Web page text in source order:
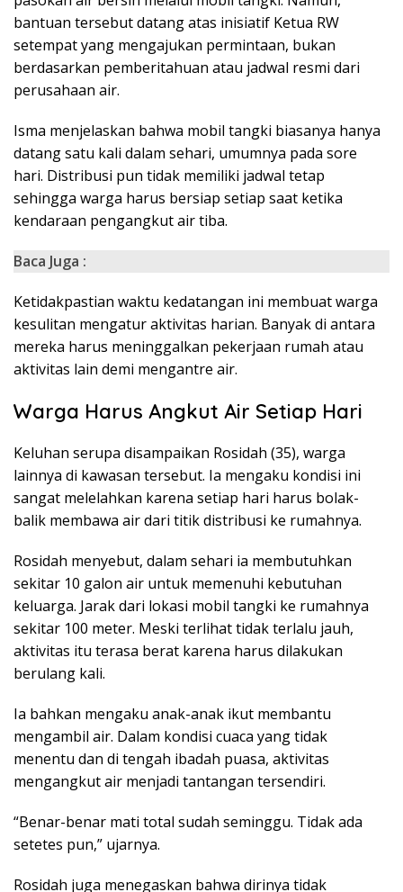
bantuan tersebut datang atas inisiatif Ketua RW
setempat yang mengajukan permintaan, bukan
berdasarkan pemberitahuan atau jadwal resmi dari
perusahaan air.
Isma menjelaskan bahwa mobil tangki biasanya hanya
datang satu kali dalam sehari, umumnya pada sore
hari. Distribusi pun tidak memiliki jadwal tetap
sehingga warga harus bersiap setiap saat ketika
kendaraan pengangkut air tiba.
Baca Juga :
Ketidakpastian waktu kedatangan ini membuat warga
kesulitan mengatur aktivitas harian. Banyak di antara
mereka harus meninggalkan pekerjaan rumah atau
aktivitas lain demi mengantre air.
Warga Harus Angkut Air Setiap Hari
Keluhan serupa disampaikan Rosidah (35), warga
lainnya di kawasan tersebut. Ia mengaku kondisi ini
sangat melelahkan karena setiap hari harus bolak-
balik membawa air dari titik distribusi ke rumahnya.
Rosidah menyebut, dalam sehari ia membutuhkan
sekitar 10 galon air untuk memenuhi kebutuhan
keluarga. Jarak dari lokasi mobil tangki ke rumahnya
sekitar 100 meter. Meski terlihat tidak terlalu jauh,
aktivitas itu terasa berat karena harus dilakukan
berulang kali.
Ia bahkan mengaku anak-anak ikut membantu
mengambil air. Dalam kondisi cuaca yang tidak
menentu dan di tengah ibadah puasa, aktivitas
mengangkut air menjadi tantangan tersendiri.
“Benar-benar mati total sudah seminggu. Tidak ada
setetes pun,” ujarnya.
Rosidah juga menegaskan bahwa dirinya tidak